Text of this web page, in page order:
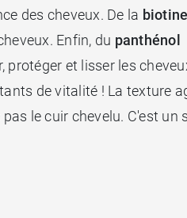
des cheveux. De la biotine
Enfin, du panthénol
et lisser les
de vitalité ! La texture
le cuir chevelu. C'est un